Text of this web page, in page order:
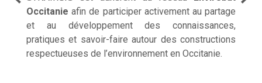
Occitanie afin de participer activement au partage
et au développement des connaissances,
pratiques et savoir-faire autour des constructions
respectueuses de l’environnement en Occitanie.